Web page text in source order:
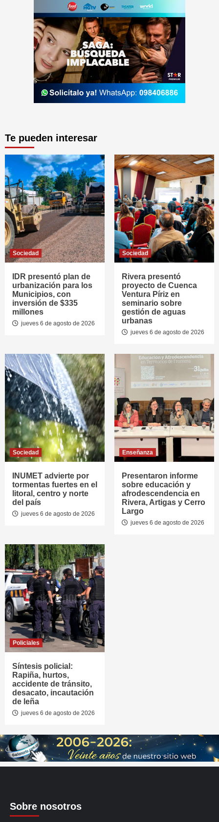
Te pueden interesar
Sociedad
IDR presentó plan de
urbanización para los
Municipios, con
inversión de $335
millones
jueves 6 de agosto de 2026
Sociedad
Rivera presentó
proyecto de Cuenca
Ventura Píriz en
seminario sobre
gestión de aguas
urbanas
jueves 6 de agosto de 2026
Sociedad
INUMET advierte por
tormentas fuertes en el
litoral, centro y norte
del país
jueves 6 de agosto de 2026
Enseñanza
Presentaron informe
sobre educación y
afrodescendencia en
Rivera, Artigas y Cerro
Largo
jueves 6 de agosto de 2026
Policiales
Síntesis policial:
Rapiña, hurtos,
accidente de tránsito,
desacato, incautación
de leña
jueves 6 de agosto de 2026
Sobre nosotros